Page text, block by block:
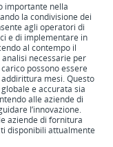
importante nella
la condivisione dei
agli operatori di
e di implementare in
al contempo il
necessarie per
possono essere
mesi. Questo
e accurata sia
alle aziende di
l’innovazione.
aziende di fornitura
disponibili attualmente